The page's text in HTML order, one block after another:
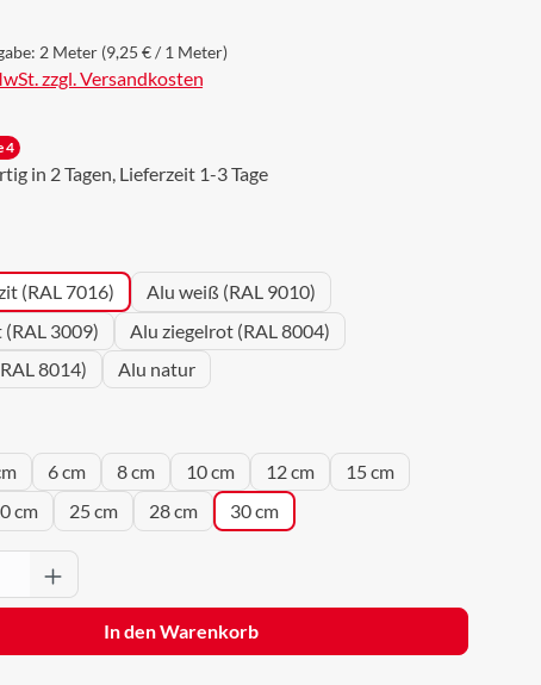
2 Meter (9,25 € / 1 Meter)
zzgl. Versandkosten
4
in 2 Tagen, Lieferzeit 1-3 Tage
(RAL 7016)
Alu weiß (RAL 9010)
3009)
Alu ziegelrot (RAL 8004)
8014)
Alu natur
6 cm 8 cm 10 cm 12 cm
15 cm
cm 25 cm 28 cm 30 cm
Anzahl: Gib den gewünschten Wert ein
In den Warenkorb